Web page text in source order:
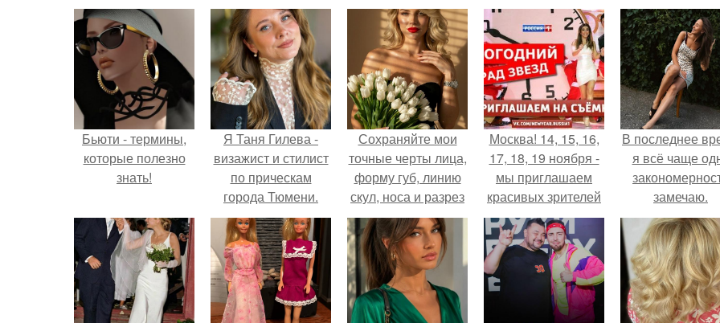
Бьюти - термины,
которые полезно
знать!
Я Таня Гилева -
визажист и стилист
по прическам
города Тюмени.
Сохраняйте мои
точные черты лица,
форму губ, линию
скул, носа и разрез
глаз.
Москва! 14, 15, 16,
17, 18, 19 ноября -
мы приглашаем
красивых зрителей
на съемку
новогоднего шоу
"Парад Звезд", т/к
Россия 1.
В последнее
я всё чаще
замечаю.